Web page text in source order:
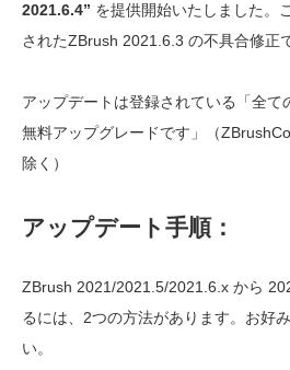
2021.6.4” を提供開始いたしました。
されたZBrush 2021.6.3 の不具合修正
アップデートは登録されている「全
無料アップグレードです」（
除く）
アップデート手順：
ZBrush 2021/2021.5/2021.6.x から
るには、2つの方法があります。お好
い。